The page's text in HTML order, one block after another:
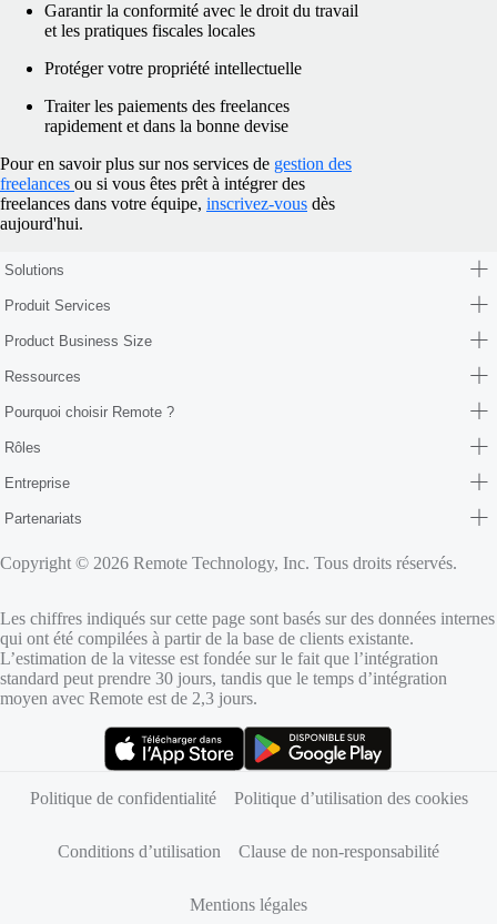
Garantir la conformité avec le droit du travail
et les pratiques fiscales locales
Protéger votre propriété intellectuelle
Traiter les paiements des freelances
rapidement et dans la bonne devise
Pour en savoir plus sur nos services de gestion des
freelances ou si vous êtes prêt à intégrer des
freelances dans votre équipe, inscrivez-vous dès
aujourd'hui.
Solutions
Produit Services
Product Business Size
Ressources
Pourquoi choisir Remote ?
Rôles
Entreprise
Partenariats
Copyright © 2026 Remote Technology, Inc. Tous droits réservés.
Les chiffres indiqués sur cette page sont basés sur des données internes
qui ont été compilées à partir de la base de clients existante.
L’estimation de la vitesse est fondée sur le fait que l’intégration
standard peut prendre 30 jours, tandis que le temps d’intégration
moyen avec Remote est de 2,3 jours.
Politique de confidentialité
Politique d’utilisation des cookies
Conditions d’utilisation Clause de non-responsabilité
Mentions légales